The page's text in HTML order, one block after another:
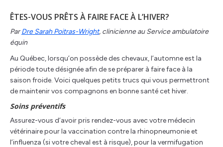
ÊTES-VOUS PRÊTS À FAIRE FACE À L’HIVER?
ParDre Sarah Poitras-Wright, clinicienne au Service ambulatoire
équin
Au Québec, lorsqu’on possède des chevaux, l’automne est la
période toute désignée afin de se préparer à faire face à la
saison froide. Voici quelques petits trucs qui vous permettront
de maintenir vos compagnons en bonne santé cet hiver.
Soins préventifs
Assurez-vous d’avoir pris rendez-vous avec votre médecin
vétérinaire pour la vaccination contre la rhinopneumonie et
l’influenza (si votre cheval est à risque), pour la vermifugation